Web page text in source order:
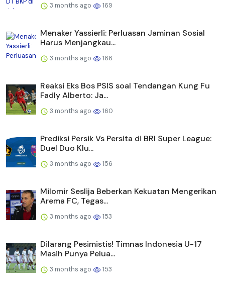
3 months ago 169
Menaker Yassierli: Perluasan Jaminan Sosial
Harus Menjangkau...
3 months ago 166
Reaksi Eks Bos PSIS soal Tendangan Kung Fu
Fadly Alberto: Ja...
3 months ago 160
Prediksi Persik Vs Persita di BRI Super League:
Duel Duo Klu...
3 months ago 156
Milomir Seslija Beberkan Kekuatan Mengerikan
Arema FC, Tegas...
3 months ago 153
Dilarang Pesimistis! Timnas Indonesia U-17
Masih Punya Pelua...
3 months ago 153